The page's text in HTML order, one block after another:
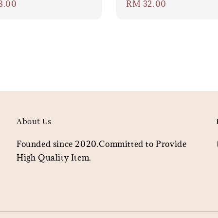
Regular
RM 32.00
About Us
Founded since 2020.Committed to Provide
High Quality Item.